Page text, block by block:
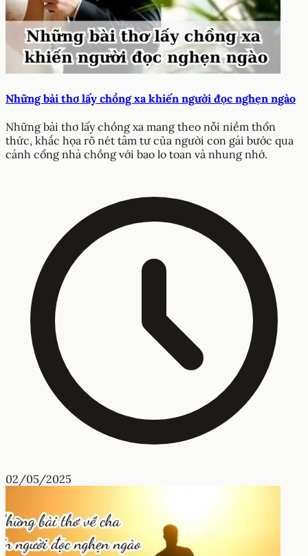
Những bài thơ lấy chồng xa khiến người đọc nghẹn ngào
Những bài thơ lấy chồng xa mang theo nỗi niềm thổn
thức, khắc họa rõ nét tâm tư của người con gái bước qua
cánh cổng nhà chồng với bao lo toan và nhung nhớ.
02/05/2025